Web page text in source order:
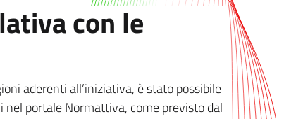
con le
aderenti all’iniziativa, è stato possibile
nel portale Normattiva, come previsto dal